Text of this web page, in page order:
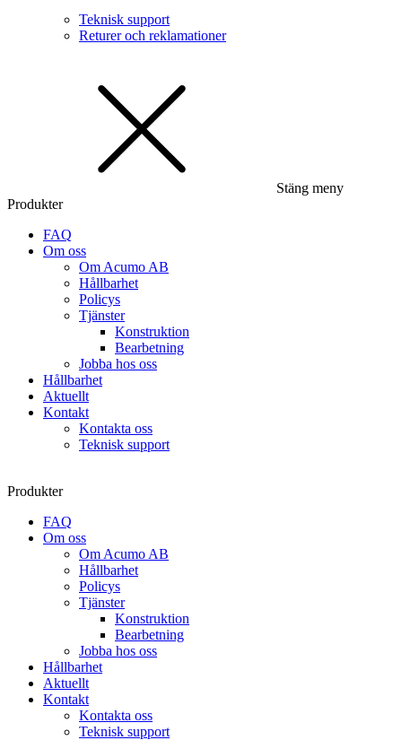
Teknisk support
Returer och reklamationer
Stäng meny
Produkter
FAQ
Om oss
Om Acumo AB
Hållbarhet
Policys
Tjänster
Konstruktion
Bearbetning
Jobba hos oss
Hållbarhet
Aktuellt
Kontakt
Kontakta oss
Teknisk support
Produkter
FAQ
Om oss
Om Acumo AB
Hållbarhet
Policys
Tjänster
Konstruktion
Bearbetning
Jobba hos oss
Hållbarhet
Aktuellt
Kontakt
Kontakta oss
Teknisk support